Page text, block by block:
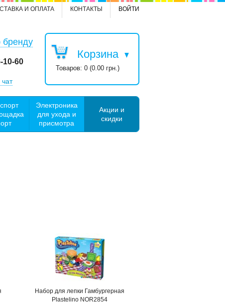
ВОЙТИ
КОНТАКТЫ
И ОПЛАТА
бренду
Корзина
Товаров: 0 (0.00 грн.)
10-60
Электроника
для ухода и
присмотра
Акции и
скидки
Набор для лепки Гамбургерная
Plastelino NOR2854